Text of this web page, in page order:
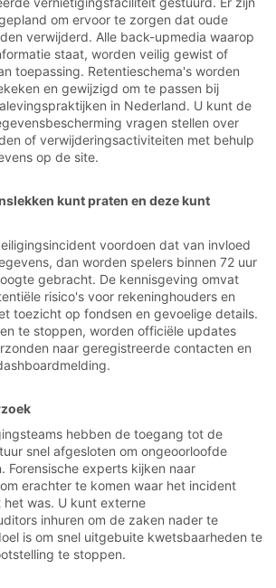
om ervoor te zorgen dat oude
verwijderd. Alle back-upmedia waarop
staat, worden veilig gewist of
toepassing. Retentieschema's worden
en gewijzigd om te passen bij
in Nederland. U kunt de
vragen stellen over
of verwijderingsactiviteiten met behulp
op de site.
kunt praten en deze kunt
voordoen dat van invloed
dan worden spelers binnen 72 uur
gebracht. De kennisgeving omvat
risico's voor rekeninghouders en
toezicht op fondsen en gevoelige details.
te stoppen, worden officiële updates
naar geregistreerde contacten en
hebben de toegang tot de
snel afgesloten om ongeoorloofde
Forensische experts kijken naar
erachter te komen waar het incident
was. U kunt externe
inhuren om de zaken nader te
is om snel uitgebuite kwetsbaarheden te
te stoppen.